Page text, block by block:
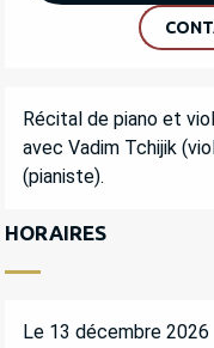
DESCRIPTION
Récital de piano et
avec Vadim Tchijik
(pianiste).
HORAIRES
Le 13 décembre 2026